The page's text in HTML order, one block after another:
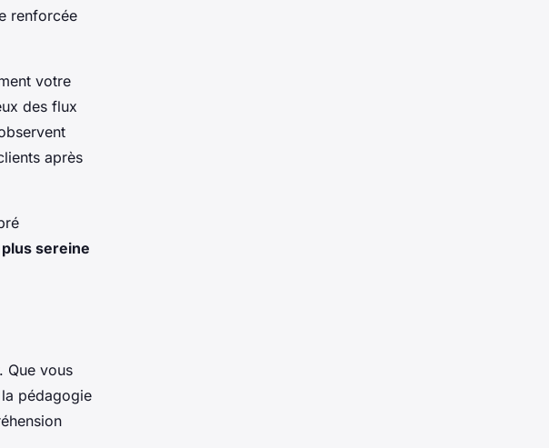
renforcée
votre
des flux
après
sereine
Que vous
pédagogie